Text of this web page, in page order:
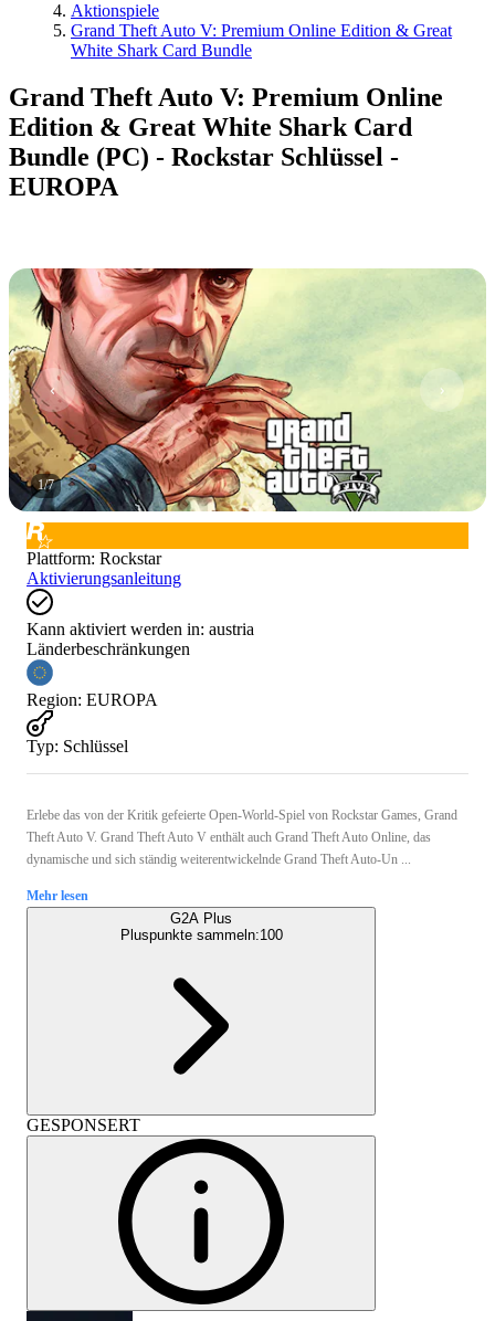
Aktionspiele
Grand Theft Auto V: Premium Online Edition & Great
White Shark Card Bundle
Grand Theft Auto V: Premium Online
Edition & Great White Shark Card
Bundle (PC) - Rockstar Schlüssel -
EUROPA
1/7
Plattform: Rockstar
Aktivierungsanleitung
Kann aktiviert werden in: austria
Länderbeschränkungen
Region: EUROPA
Typ: Schlüssel
Erlebe das von der Kritik gefeierte Open-World-Spiel von Rockstar Games, Grand
Theft Auto V. Grand Theft Auto V enthält auch Grand Theft Auto Online, das
dynamische und sich ständig weiterentwickelnde Grand Theft Auto-Un ...
Mehr lesen
G2A Plus
Pluspunkte sammeln:100
GESPONSERT